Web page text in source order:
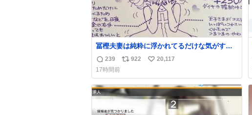
冨樫夫妻は純粋に浮かれてるだけな気がする
な〜 全アはここに自分の市場価値的なものを
上乗せするので、 すっぴん＆寝起きのボサボ
サ頭でも「今日も可愛いね」が止まらない。
放っておくと永遠に髪撫でてきて作業進まな
い() 156cm40kg、年中日焼け止めとお友達の
私より綺麗な手やめてもろて とか言う
返
信
数
239
リ
ス
ト
922
い
ね
数
20,117
17時間前